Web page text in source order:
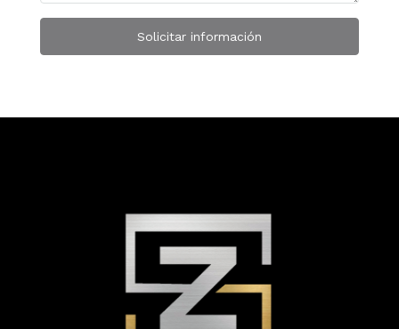
Solicitar información